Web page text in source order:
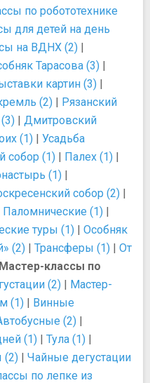
по робототехнике
для детей на день
на ВДНХ (2) |
Тарасова (3) |
картин (3) |
(2) | Рязанский
| Дмитровский
(1) | Усадьба
собор (1) | Палех (1) |
(1) |
собор (2) |
Паломнические (1) |
туры (1) | Особняк
(2) | Трансферы (1) | От
Мастер-классы по
(2) | Мастер-
(1) | Винные
(2) |
(1) | Тула (1) |
(2) | Чайные дегустации
по лепке из